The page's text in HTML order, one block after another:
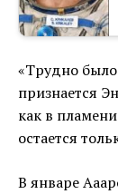
«Трудно
признается
как в
остается
В январе